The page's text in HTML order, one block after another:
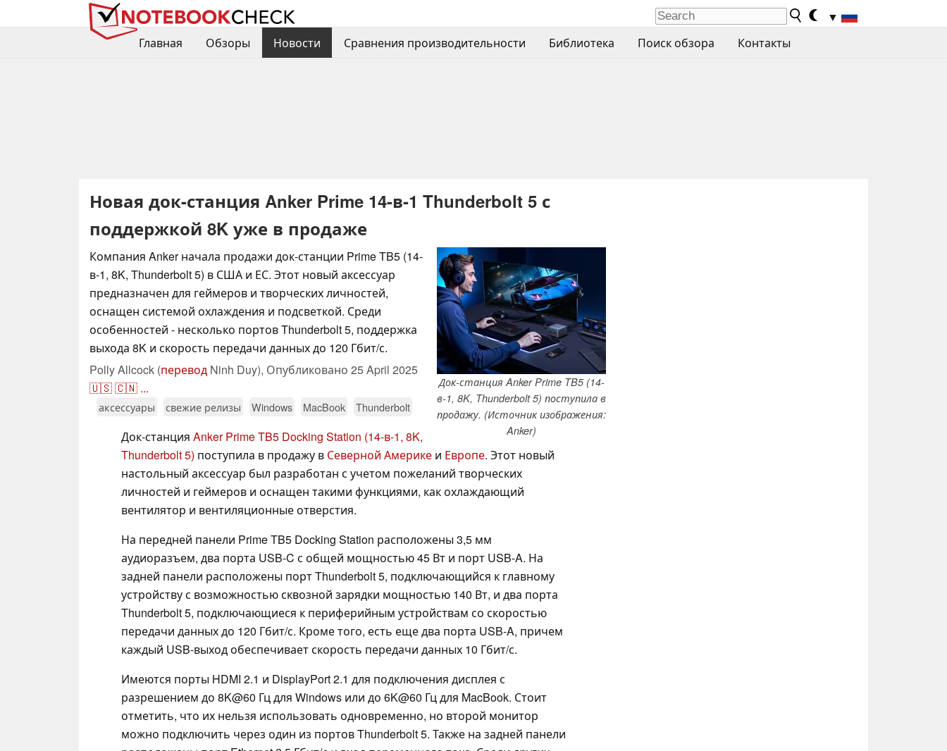
▼
Главная
Обзоры Новости Сравнения производительности Библиотека Поиск обзора Контакты
Новая док-станция Anker Prime 14-в-1 Thunderbolt 5 с
поддержкой 8K уже в продаже
Док-станция Anker Prime TB5 (14-
в-1, 8K, Thunderbolt 5) поступила в
продажу. (Источник изображения:
Anker)
Компания Anker начала продажи док-станции Prime TB5 (14-
в-1, 8K, Thunderbolt 5) в США и ЕС. Этот новый аксессуар
предназначен для геймеров и творческих личностей,
оснащен системой охлаждения и подсветкой. Среди
особенностей - несколько портов Thunderbolt 5, поддержка
выхода 8K и скорость передачи данных до 120 Гбит/с.
Polly Allcock (перевод Ninh Duy), Опубликовано 25 April 2025
🇺🇸🇨🇳 ...
аксессуары свежие релизы Windows MacBook Thunderbolt
Док-станция Anker Prime TB5 Docking Station (14-в-1, 8K,
Thunderbolt 5) поступила в продажу в Северной Америке и Европе. Этот новый
настольный аксессуар был разработан с учетом пожеланий творческих
личностей и геймеров и оснащен такими функциями, как охлаждающий
вентилятор и вентиляционные отверстия.
На передней панели Prime TB5 Docking Station расположены 3,5 мм
аудиоразъем, два порта USB-C с общей мощностью 45 Вт и порт USB-A. На
задней панели расположены порт Thunderbolt 5, подключающийся к главному
устройству с возможностью сквозной зарядки мощностью 140 Вт, и два порта
Thunderbolt 5, подключающиеся к периферийным устройствам со скоростью
передачи данных до 120 Гбит/с. Кроме того, есть еще два порта USB-A, причем
каждый USB-выход обеспечивает скорость передачи данных 10 Гбит/с.
Имеются порты HDMI 2.1 и DisplayPort 2.1 для подключения дисплея с
разрешением до 8K@60 Гц для Windows или до 6K@60 Гц для MacBook. Стоит
отметить, что их нельзя использовать одновременно, но второй монитор
можно подключить через один из портов Thunderbolt 5. Также на задней панели